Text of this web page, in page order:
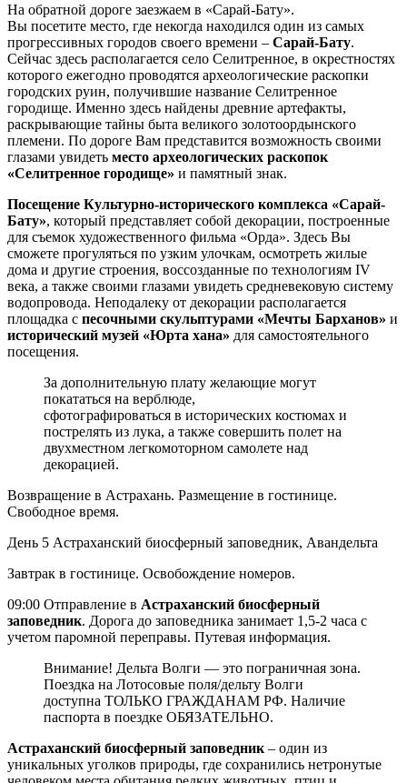
На обратной дороге заезжаем в «Сарай-Бату».
Вы посетите место, где некогда находился один из самых
прогрессивных городов своего времени – Сарай-Бату.
Сейчас здесь располагается село Селитренное, в окрестностях
которого ежегодно проводятся археологические раскопки
городских руин, получившие название Селитренное
городище. Именно здесь найдены древние артефакты,
раскрывающие тайны быта великого золотоордынского
племени. По дороге Вам представится возможность своими
глазами увидеть место археологических раскопок
«Селитренное городище» и памятный знак.
Посещение Культурно-исторического комплекса «Сарай-
Бату», который представляет собой декорации, построенные
для съемок художественного фильма «Орда». Здесь Вы
сможете прогуляться по узким улочкам, осмотреть жилые
дома и другие строения, воссозданные по технологиям IV
века, а также своими глазами увидеть средневековую систему
водопровода. Неподалеку от декорации располагается
площадка с песочными скульптурами «Мечты Барханов» и
исторический музей «Юрта хана» для самостоятельного
посещения.
За дополнительную плату желающие могут
покататься на верблюде,
сфотографироваться в исторических костюмах и
пострелять из лука, а также совершить полет на
двухместном легкомоторном самолете над
декорацией.
Возвращение в Астрахань. Размещение в гостинице.
Свободное время.
День 5 Астраханский биосферный заповедник, Авандельта
Завтрак в гостинице. Освобождение номеров.
09:00 Отправление в Астраханский биосферный
заповедник. Дорога до заповедника занимает 1,5-2 часа с
учетом паромной переправы. Путевая информация.
Внимание! Дельта Волги — это пограничная зона.
Поездка на Лотосовые поля/дельту Волги
доступна ТОЛЬКО ГРАЖДАНАМ РФ. Наличие
паспорта в поездке ОБЯЗАТЕЛЬНО.
Астраханский биосферный заповедник – один из
уникальных уголков природы, где сохранились нетронутые